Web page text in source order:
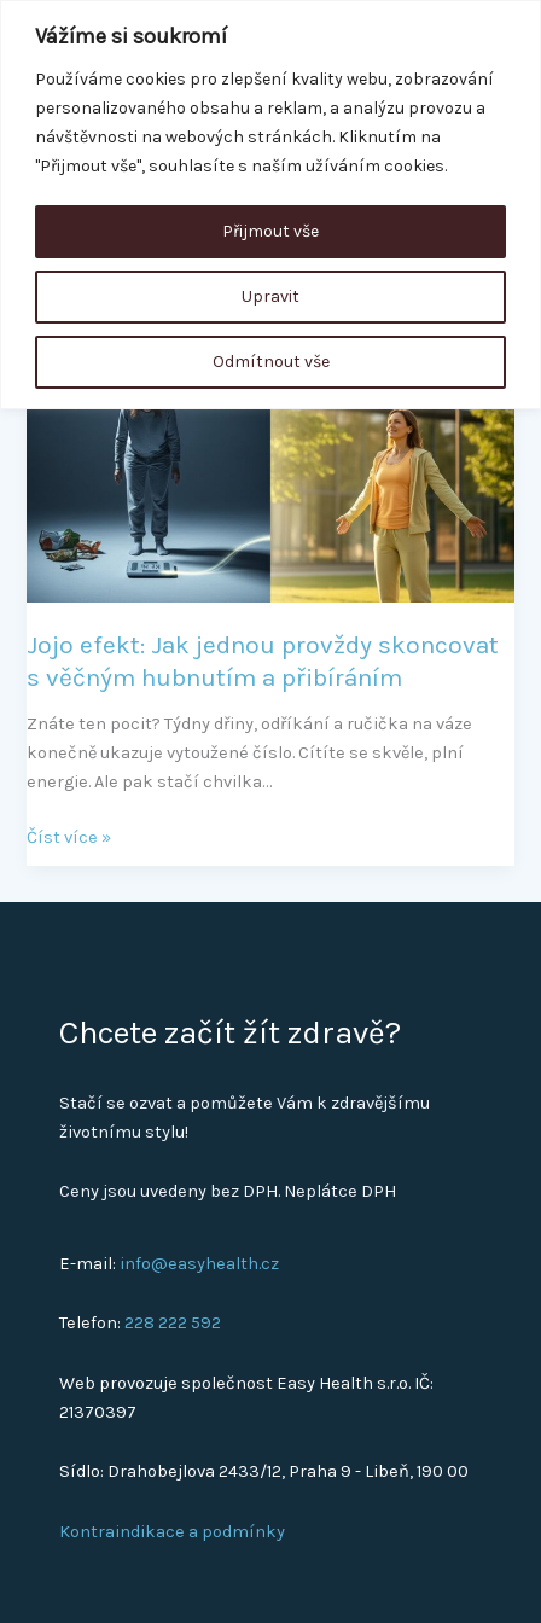
Vážíme si soukromí
Používáme cookies pro zlepšení kvality webu, zobrazování
personalizovaného obsahu a reklam, a analýzu provozu a
návštěvnosti na webových stránkách. Kliknutím na
"Přijmout vše", souhlasíte s naším užíváním cookies.
Upravit
Odmítnout vše
Přijmout vše
obsah
REZERVACE
jak zhubnout
Jojo efekt: Jak jednou provždy skoncovat
s věčným hubnutím a přibíráním
Znáte ten pocit? Týdny dřiny, odříkání a ručička na váze
konečně ukazuje vytoužené číslo. Cítíte se skvěle, plní
energie. Ale pak stačí chvilka…
Jojo
Jak
věčným
hubnutím
a
Číst více »
Chcete začít žít zdravě?
Stačí se ozvat a pomůžete Vám k zdravějšímu
životnímu stylu!
Ceny jsou uvedeny bez DPH. Neplátce DPH
E-mail: info@easyhealth.cz
Telefon:228 222 592
Web provozuje společnost Easy Health s.r.o. IČ:
21370397
Sídlo: Drahobejlova 2433/12, Praha 9 - Libeň, 190 00
Kontraindikace a podmínky